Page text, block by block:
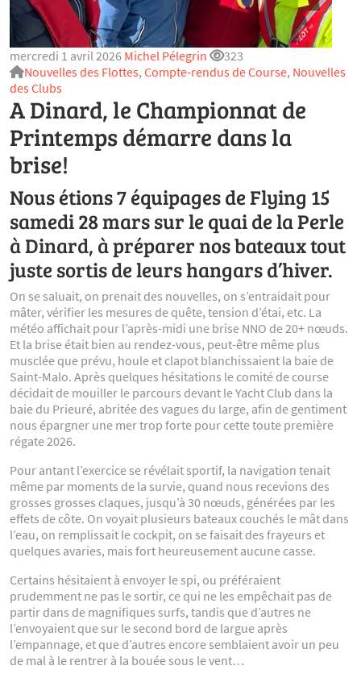
mercredi 1 avril 2026 Michel Pélegrin
323
Nouvelles des Flottes, Compte-rendus de Course, Nouvelles
des Clubs
A Dinard, le Championnat de
Printemps démarre dans la
brise!
Nous étions 7 équipages de Flying 15
samedi 28 mars sur le quai de la Perle
à Dinard, à préparer nos bateaux tout
juste sortis de leurs hangars d’hiver.
On se saluait, on prenait des nouvelles, on s’entraidait pour
mâter, vérifier les mesures de quête, tension d’étai, etc. La
météo affichait pour l’après-midi une brise NNO de 20+ nœuds.
Et la brise était bien au rendez-vous, peut-être même plus
musclée que prévu, houle et clapot blanchissaient la baie de
Saint-Malo. Après quelques hésitations le comité de course
décidait de mouiller le parcours devant le Yacht Club dans la
baie du Prieuré, abritée des vagues du large, afin de gentiment
nous épargner une mer trop forte pour cette toute première
régate 2026.
Pour antant l’exercice se révélait sportif, la navigation tenait
même par moments de la survie, quand nous recevions des
grosses grosses claques, jusqu’à 30 nœuds, générées par les
effets de côte. On voyait plusieurs bateaux couchés le mât dans
l’eau, on remplissait le cockpit, on se faisait des frayeurs et
quelques avaries, mais fort heureusement aucune casse.
Certains hésitaient à envoyer le spi, ou préféraient
prudemment ne pas le sortir, ce qui ne les empêchait pas de
partir dans de magnifiques surfs, tandis que d’autres ne
l’envoyaient que sur le second bord de largue après
l’empannage, et que d’autres encore semblaient avoir un peu
de mal à le rentrer à la bouée sous le vent…